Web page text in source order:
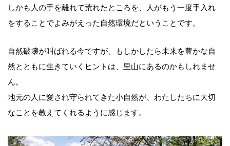
しかも人の手を離れて荒れたところを、人がもう一度手入れ
をすることでよみがえった自然環境だということです。
自然破壊が叫ばれる今ですが、もしかしたら未来を豊かな自
然とともに生きていくヒントは、里山にあるのかもしれませ
ん。
地元の人に愛され守られてきた小自然が、わたしたちに大切
なことを教えてくれるように感じます。